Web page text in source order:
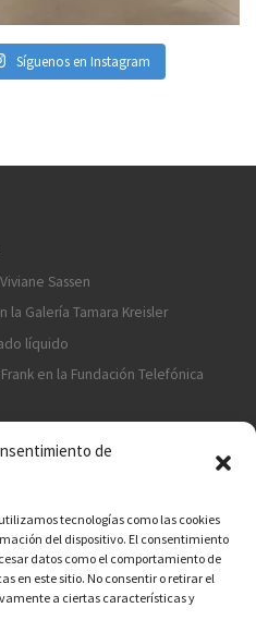
de
tecnologías como las cookies
del dispositivo. El consentimiento
datos como el comportamiento de
en este sitio. No consentir o retirar el
a ciertas características y
Síguenos en Instagram
Sassen
la Galería Tamara Kreisler
líquido
en la Fundación Telefónica